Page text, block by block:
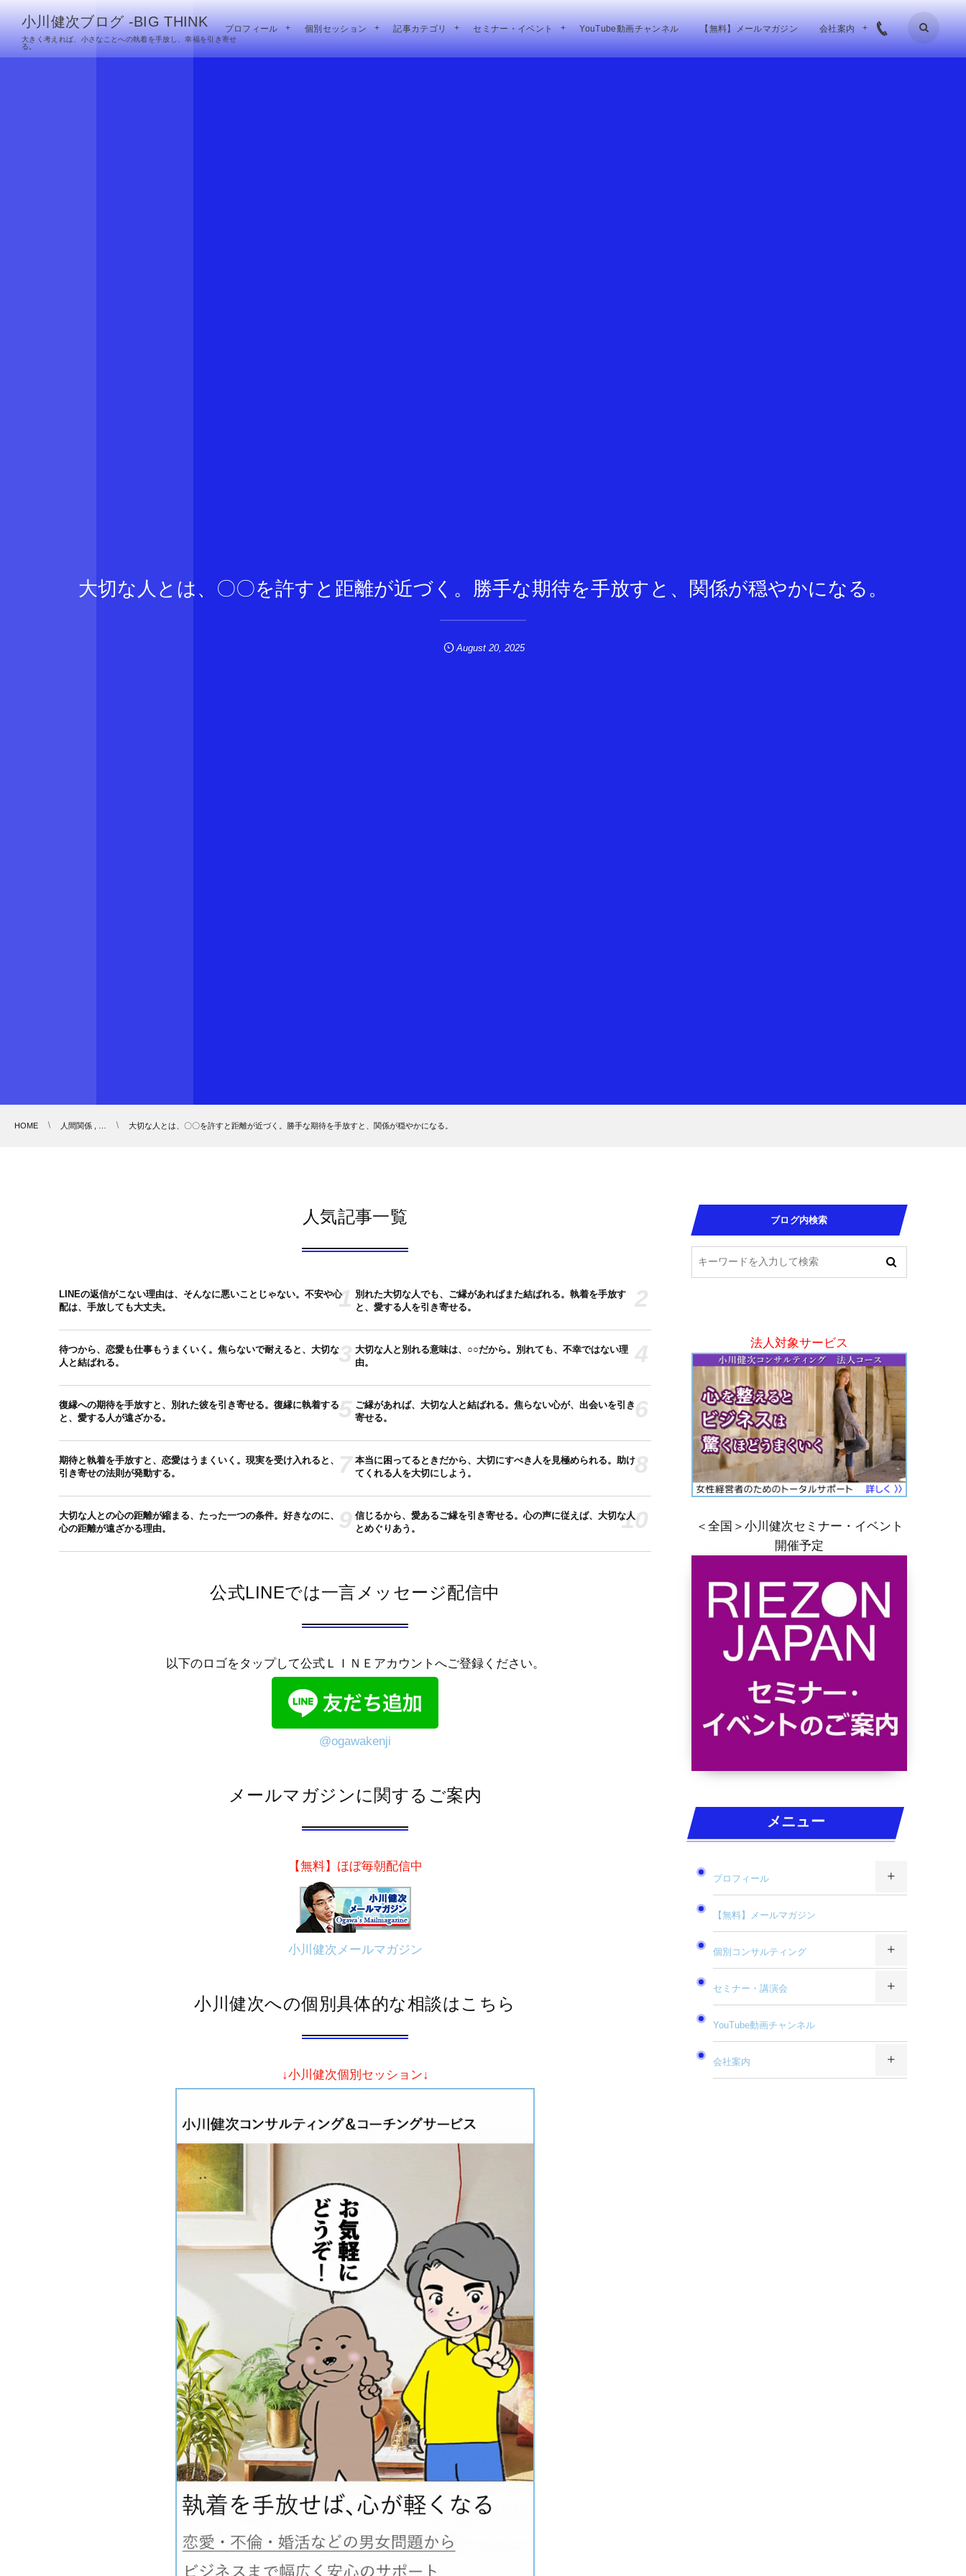
小川健次ブログ -BIG THINK
大きく考えれば、小さなことへの執着を手放し、幸福を引き寄せ
る。
プロフィール 個別セッション 記事カテゴリ セミナー・イベント YouTube動画チャンネル 【無料】メールマガジン 会社案内
大切な人とは、〇〇を許すと距離が近づく。勝手な期待を手放すと、関係が穏やかになる。
August 20,2025
HOME 人間関係 , … 大切な人とは、〇〇を許すと距離が近づく。勝手な期待を手放すと、関係が穏やかになる。
人気記事一覧
LINEの返信がこない理由は、そんなに悪いことじゃない。不安や心
配は、手放しても大丈夫。
1 別れた大切な人でも、ご縁があればまた結ばれる。執着を手放す
と、愛する人を引き寄せる。
2
待つから、恋愛も仕事もうまくいく。焦らないで耐えると、大切な
人と結ばれる。
3 大切な人と別れる意味は、○○だから。別れても、不幸ではない理
由。
4
復縁への期待を手放すと、別れた彼を引き寄せる。復縁に執着する
と、愛する人が遠ざかる。
5 ご縁があれば、大切な人と結ばれる。焦らない心が、出会いを引き
寄せる。
6
期待と執着を手放すと、恋愛はうまくいく。現実を受け入れると、
引き寄せの法則が発動する。
7 本当に困ってるときだから、大切にすべき人を見極められる。助け
てくれる人を大切にしよう。
8
大切な人との心の距離が縮まる、たった一つの条件。好きなのに、
心の距離が遠ざかる理由。
9 信じるから、愛あるご縁を引き寄せる。心の声に従えば、大切な人
とめぐりあう。
10
公式LINEでは一言メッセージ配信中
以下のロゴをタップして公式ＬＩＮＥアカウントへご登録ください。
@ogawakenji
メールマガジンに関するご案内
【無料】ほぼ毎朝配信中
小川健次メールマガジン
小川健次への個別具体的な相談はこちら
↓小川健次個別セッション↓
ブログ内検索
法人対象サービス
＜全国＞小川健次セミナー・イベント
開催予定
メニュー
プロフィール
【無料】メールマガジン
個別コンサルティング
セミナー・講演会
YouTube動画チャンネル
会社案内